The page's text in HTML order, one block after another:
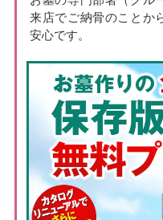
来店でご納骨のことか
安心です。